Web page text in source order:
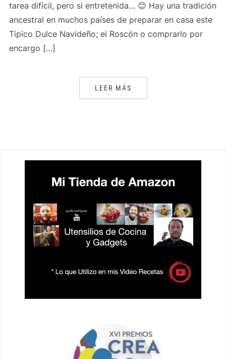
tarea difícil, pero si entretenida… 😊 Hay una tradición
ancestral en muchos países de preparar en casa este
Típico Dulce Navideño; el Roscón o comprarlo por
encargo […]
LEER MÁS